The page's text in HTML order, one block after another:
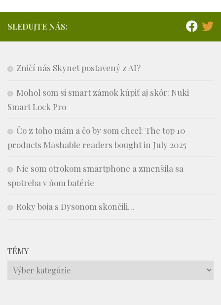
SLEDUJTE NÁS:
Zničí nás Skynet postavený z AI?
Mohol som si smart zámok kúpiť aj skôr: Nuki
Smart Lock Pro
Čo z toho mám a čo by som chcel: The top 10
products Mashable readers bought in July 2025
Nie som otrokom smartphone a zmenšila sa
spotreba v ňom batérie
Roky boja s Dysonom skončili…
TÉMY
Témy